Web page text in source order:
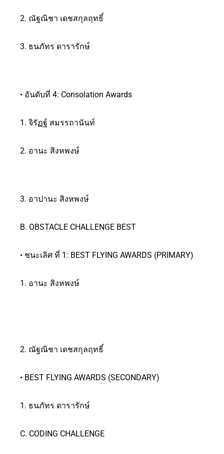
2. ณัฐณิชา เดชสกุลฤทธิ์
3. ธนภัทร ดารารักษ์
• อันดับที่ 4: Consolation Awards
1. จิรัฏฐ์ สมรรถานันท์
2. อานะ สิงหพงษ์
3. อาปานะ สิงหพงษ์
B. OBSTACLE CHALLENGE BEST
• ชนะเลิศ ที่ 1: BEST FLYING AWARDS (PRIMARY)
1. อานะ สิงหพงษ์
2. ณัฐณิชา เดชสกุลฤทธิ์
• BEST FLYING AWARDS (SECONDARY)
1. ธนภัทร ดารารักษ์
C. CODING CHALLENGE